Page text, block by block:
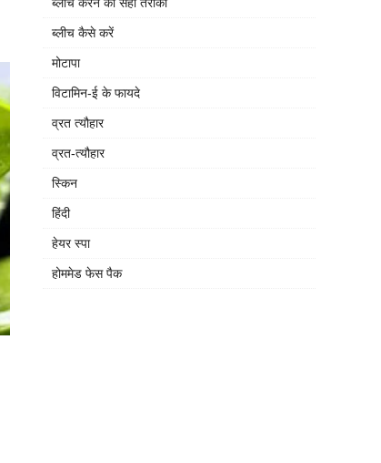
ब्लीच कैसे करें
मोटापा
विटामिन-ई के फायदे
व्रत त्यौहार
व्रत-त्यौहार
स्किन
हिंदी
हेयर स्पा
होममेड फेस पैक